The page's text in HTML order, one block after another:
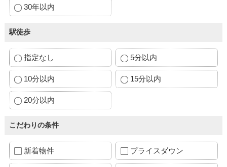
30年以内
駅徒歩
指定なし 5分以内
10分以内 15分以内
20分以内
こだわりの条件
新着物件 プライスダウン